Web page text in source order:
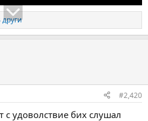
други
#2,420
с удоволствие бих слушал